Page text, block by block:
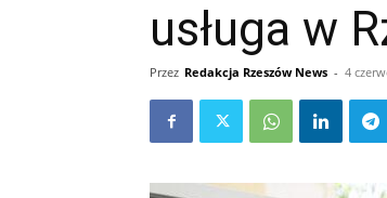
usługa w
Przez Redakcja Rzeszów News - 4